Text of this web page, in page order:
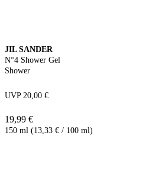
JIL SANDER
N°4 Shower Gel
Shower
UVP 20,00 €
19,99 €
150 ml (13,33 € / 100 ml)